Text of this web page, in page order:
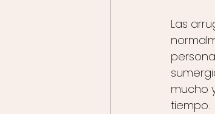
Las
mucho
tiempo.